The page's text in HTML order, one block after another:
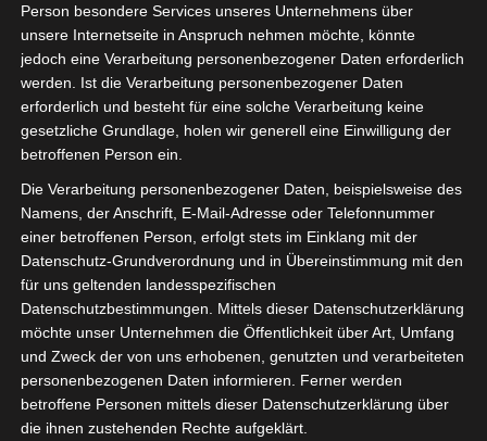
Room
Makeover
„Coastal
Granddaughter“-
Style
26. März 2024
Ihr Lieben,
heute möchte ich euch Emmas
Zimmer Makeover zeigen, im
„Coastal Granddaughter“ Style.
Person besondere Services unseres Unternehmens über
unsere Internetseite in Anspruch nehmen möchte, könnte
jedoch eine Verarbeitung personenbezogener Daten erforderlich
werden. Ist die Verarbeitung personenbezogener Daten
erforderlich und besteht für eine solche Verarbeitung keine
gesetzliche Grundlage, holen wir generell eine Einwilligung der
betroffenen Person ein.
Die Verarbeitung personenbezogener Daten, beispielsweise des
Namens, der Anschrift, E-Mail-Adresse oder Telefonnummer
einer betroffenen Person, erfolgt stets im Einklang mit der
Datenschutz-Grundverordnung und in Übereinstimmung mit den
für uns geltenden landesspezifischen
Datenschutzbestimmungen. Mittels dieser Datenschutzerklärung
möchte unser Unternehmen die Öffentlichkeit über Art, Umfang
und Zweck der von uns erhobenen, genutzten und verarbeiteten
personenbezogenen Daten informieren. Ferner werden
betroffene Personen mittels dieser Datenschutzerklärung über
die ihnen zustehenden Rechte aufgeklärt.